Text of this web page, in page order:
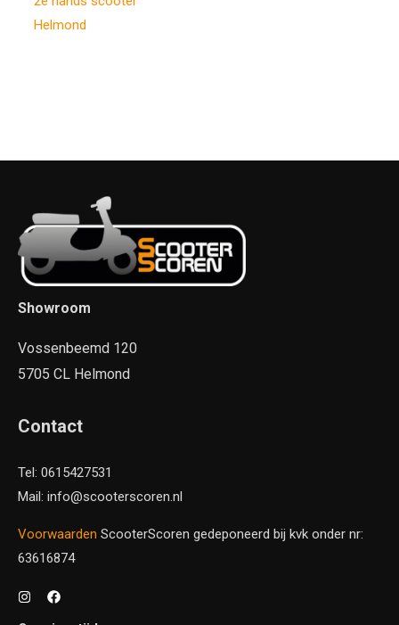
Helmond
Showroom
Vossenbeemd 120
5705 CL Helmond
Contact
Tel: 0615427531
Mail: info@scooterscoren.nl
Voorwaarden ScooterScoren gedeponeerd bij kvk onder nr:
63616874